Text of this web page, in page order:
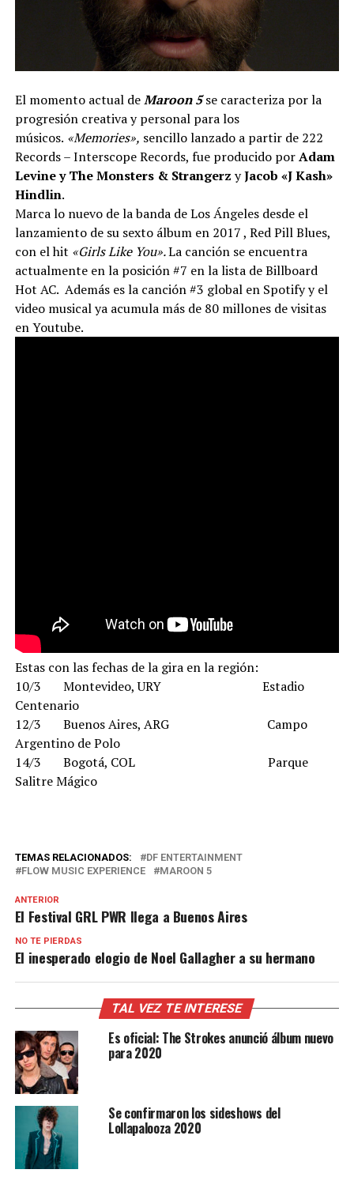
El momento actual deMaroon 5 se caracteriza por la
progresión creativa y personal para los
músicos. «Memories», sencillo lanzado a partir de 222
Records – Interscope Records, fue producido porAdam
Levine y The Monsters & Strangerz yJacob «J Kash»
Hindlin.
Marca lo nuevo de la banda de Los Ángeles desde el
lanzamiento de su sexto álbum en 2017 , Red Pill Blues,
con el hit «Girls Like You».La canción se encuentra
actualmente en la posición #7 en la lista de Billboard
Hot AC. Además es la canción #3 global en Spotify y el
video musical ya acumula más de 80 millones de visitas
en Youtube.
Estas con las fechas de la gira en la región:
10/3 Montevideo, URY Estadio
Centenario
12/3 Buenos Aires, ARG Campo
Argentino de Polo
14/3 Bogotá, COL Parque
Salitre Mágico
TEMAS RELACIONADOS:
DF ENTERTAINMENT
FLOW MUSIC EXPERIENCE
MAROON 5
ANTERIOR
El Festival GRL PWR llega a Buenos Aires
NO TE PIERDAS
El inesperado elogio de Noel Gallagher a su hermano
TAL VEZ TE INTERESE
Es oficial: The Strokes anunció álbum nuevo
para 2020
Se confirmaron los sideshows del
Lollapalooza 2020